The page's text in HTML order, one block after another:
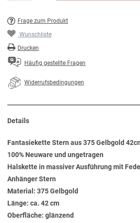
Frage zum Produkt
Wunschliste
Drucken
Häufig gestellte Fragen
Widerrufsbedingungen
Details
Fantasiekette Stern aus 375 Gelbgold
100% Neuware und ungetragen
Halskette in massiver Ausführung mit
Anhänger Stern
Material: 375 Gelbgold
Länge: ca. 42 cm
Oberfläche: glänzend